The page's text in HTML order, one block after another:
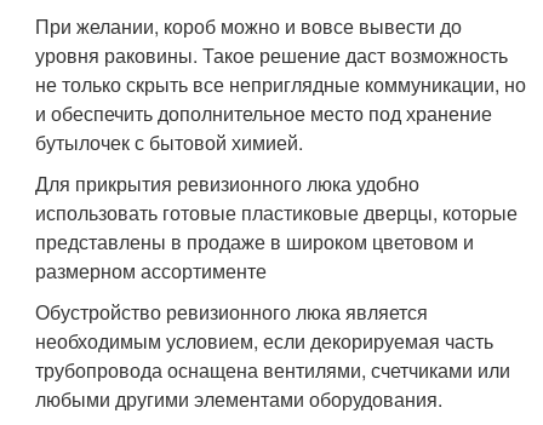
При желании, короб можно и вовсе вывести до
уровня раковины. Такое решение даст возможность
не только скрыть все неприглядные коммуникации, но
и обеспечить дополнительное место под хранение
бутылочек с бытовой химией.
Для прикрытия ревизионного люка удобно
использовать готовые пластиковые дверцы, которые
представлены в продаже в широком цветовом и
размерном ассортименте
Обустройство ревизионного люка является
необходимым условием, если декорируемая часть
трубопровода оснащена вентилями, счетчиками или
любыми другими элементами оборудования.